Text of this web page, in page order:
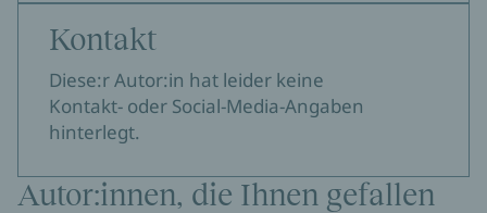
Kontakt
Diese:r Autor:in hat leider keine
Kontakt- oder Social-Media-Angaben
hinterlegt.
Autor:innen, die Ihnen gefallen